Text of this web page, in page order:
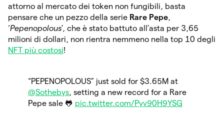
attorno al mercato dei token non fungibili, basta
pensare che un pezzo della serie Rare Pepe,
‘Pepenopolous’, che è stato battuto all’asta per 3,65
milioni di dollari, non rientra nemmeno nella top 10 degli
NFT più costosi!
“PEPENOPOLOUS” just sold for $3.65M at
@Sothebys, setting a new record for a Rare
Pepe sale 🐸 pic.twitter.com/Pyv90H9YSG